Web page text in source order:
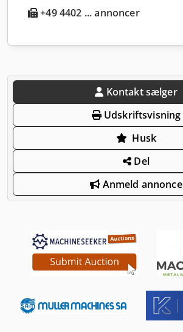
+49 4402 ... annoncer
Kontakt sælger
Udskriftsvisning
Husk
Del
Anmeld annonce